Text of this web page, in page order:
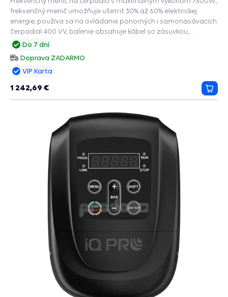
Do 7 dní
Doprava ZADARMO
frekvenčný menič umožňuje ušetriť 30% až 60% elektrickej
energie, používa sa na ovládanie ponorných i samonasávacich
čerpadial 400 VV, balenie obsahuje kábel so zásuvkou,
napájací kábel, zapojené čidlo na snímanie tlaku, a ochranné
suchobehu, Ochrana chodu na sucho, Ochrana pred
nadprúdom / prepätím / podpätím, Ochrana proti preťaženiu ,
Ochrana proti nadmernému tlaku, Ochrana proti nadmernej
teplote, Ochrana proti zamrznutiu, Regulácia otáčok,
Varovanie pred únikom vody.
VIP Karta
1 242,69 €
do